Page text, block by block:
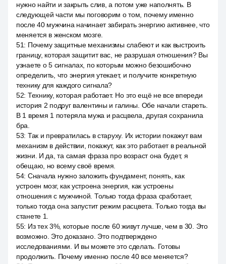
нужно найти и закрыть слив, а потом уже наполнять. В
следующей части мы поговорим о том, почему именно
после 40 мужчина начинает забирать энергию активнее, что
меняется в женском мозге.
51: Почему защитные механизмы слабеют и как выстроить
границу, которая защитит вас, не разрушая отношения? Вы
узнаете о 5 сигналах, по которым можно безошибочно
определить, что энергия утекает, и получите конкретную
технику для каждого сигнала?
52: Технику, которая работает. Но это ещё не все впереди
история 2 подруг валентины и галины. Обе начали стареть.
В 1 время 1 потеряла мужа и расцвела, другая сохранила
бра.
53: Так и превратилась в старуху. Их истории покажут вам
механизм в действии, покажут, как это работает в реальной
жизни. И да, та самая фраза про возраст она будет, я
обещаю, но всему своё время.
54: Сначала нужно заложить фундамент, понять, как
устроен мозг, как устроена энергия, как устроены
отношения с мужчиной. Только тогда фраза сработает,
только тогда она запустит режим расцвета. Только тогда вы
станете 1.
55: Из тех 3%, которые после 60 живут лучше, чем в 30. Это
возможно. Это доказано. Это подтверждено
исследованиями. И вы можете это сделать. Готовы
продолжить. Почему именно после 40 все меняется?